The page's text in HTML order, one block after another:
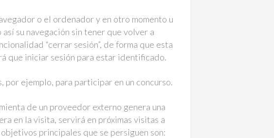
o el ordenador y en otro momento u
su navegación sin tener que volver a
“cerrar sesión”, de forma que esta
que iniciar sesión para estar identificado.
ejemplo, para participar en un concurso.
de un proveedor externo genera una
en la visita, servirá en próximas visitas a
principales que se persiguen son: